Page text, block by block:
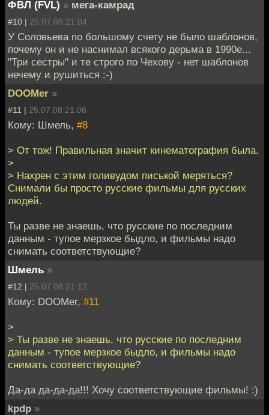
ФВЛ (FVL) » мега-камрад
#10 | 25.07.08 21:04
У Соловьева по большому счету не было шаблонов,
почему он и не наснимал всякого дерьма в 1990е...
"Три сестры" и те строго по Чехову - нет шаблонов
нечему и рушиться :-)
DOOMer »
#11 | 25.07.08 21:06
Кому: Шмель, #8
> От тож! Правильная значит кинематография была.
>
> Нахрен с этим голивудом писькой меряться?
Снимали бы просто русские фильмы для русских
людей.
Ты разве не знаешь, что русские по последним
данным - тупое мерзкое быдло, и фильмы надо
снимать соответствующие?
Шмель »
#12 | 25.07.08 21:12
Кому: DOOMer, #11
>
> Ты разве не знаешь, что русские по последним
данным - тупое мерзкое быдло, и фильмы надо
снимать соответствующие?
Да-да да-да-да!!! Хочу соответствующие фильмы! :)
kpdp »